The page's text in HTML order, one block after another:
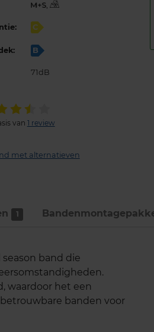
,
C
B
71dB
van 1 review
met alternatieven
1
season band die
waardoor het een
banden voor